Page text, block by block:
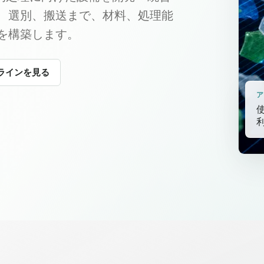
選別、搬送まで、材料、処理能
築します。
インを見る